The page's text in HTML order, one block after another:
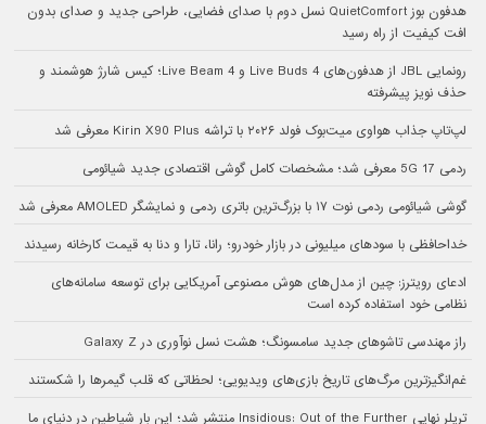
هدفون بوز QuietComfort نسل دوم با صدای فضایی، طراحی جدید و صدای بدون
افت کیفیت از راه رسید
رونمایی JBL از هدفون‌های Live Buds 4 و Live Beam 4؛ کیس شارژ هوشمند و
حذف نویز پیشرفته
لپ‌تاپ جذاب هواوی میت‌بوک فولد ۲۰۲۶ با تراشه Kirin X90 Plus معرفی شد
ردمی 17 5G معرفی شد؛ مشخصات کامل گوشی اقتصادی جدید شیائومی
گوشی شیائومی ردمی نوت ۱۷ با بزرگ‌ترین باتری ردمی و نمایشگر AMOLED معرفی شد
خداحافظی با سودهای میلیونی در بازار خودرو؛ رانا، تارا و دنا به قیمت کارخانه رسیدند
ادعای رویترز: چین از مدل‌های هوش مصنوعی آمریکایی برای توسعه سامانه‌های
نظامی خود استفاده کرده است
راز مهندسی تاشوهای جدید سامسونگ؛ هشت نسل نوآوری در Galaxy Z
غم‌انگیزترین مرگ‌های تاریخ بازی‌های ویدیویی؛ لحظاتی که قلب گیمرها را شکستند
تریلر نهایی Insidious: Out of the Further منتشر شد؛ این بار شیاطین در دنیای ما